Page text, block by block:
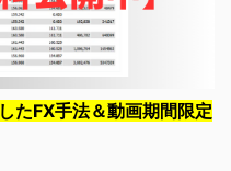
たFX手法＆動画期間限定